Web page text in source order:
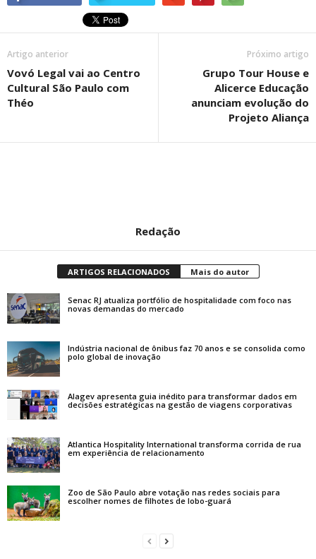
Artigo anterior
Vovó Legal vai ao Centro
Cultural São Paulo com
Théo
Próximo artigo
Grupo Tour House e
Alicerce Educação
anunciam evolução do
Projeto Aliança
Redação
ARTIGOS RELACIONADOS Mais do autor
Senac RJ atualiza portfólio de hospitalidade com foco nas
novas demandas do mercado
Indústria nacional de ônibus faz 70 anos e se consolida como
polo global de inovação
Alagev apresenta guia inédito para transformar dados em
decisões estratégicas na gestão de viagens corporativas
Atlantica Hospitality International transforma corrida de rua
em experiência de relacionamento
Zoo de São Paulo abre votação nas redes sociais para
escolher nomes de filhotes de lobo-guará